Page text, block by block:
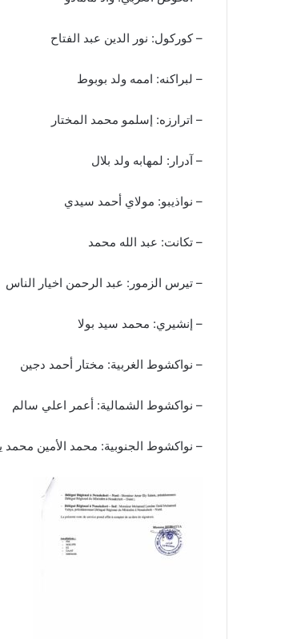
– كوركول: نور الدين عبد الفتاح
– لبراكنه: اممه ولد بوبوط
– اترارزه: إسلمو محمد المختار
– آدرار: لمهابه ولد بلال
– نواذيبو: مولاي أحمد سيدي
– تكانت: عبد الله محمد
– تيرس الزمور: عبد الرحمن اخيار الناس
– إنشيري: محمد سيد بولا
– نواكشوط الغربية: مختار أحمد دجين
– نواكشوط الشمالية: أعمر اعلي سالم
– نواكشوط الجنوبية: محمد الأمين محمد